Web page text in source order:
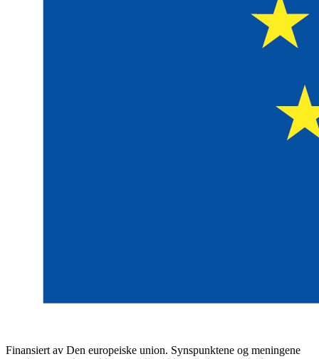
Finansiert av Den europeiske union. Synspunktene og meningene